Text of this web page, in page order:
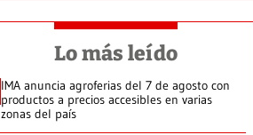
Lo más leído
IMA anuncia agroferias del 7 de agosto con
productos a precios accesibles en varias
zonas del país